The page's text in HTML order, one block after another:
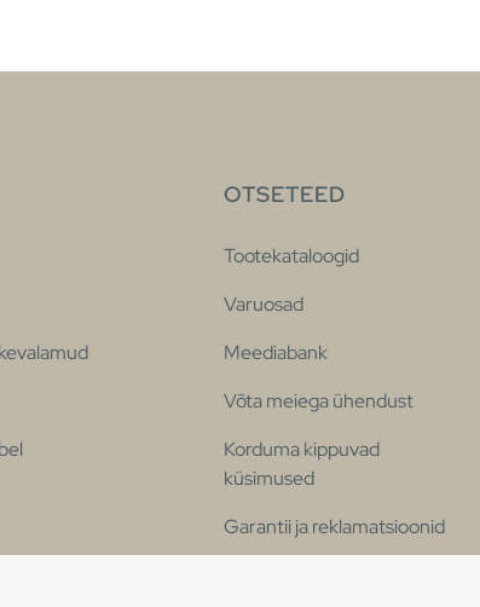
OTSETEED
Tootekataloogid
Varuosad
Meediabank
Võta meiega ühendust
Korduma kippuvad
küsimused
Garantii ja reklamatsioonid